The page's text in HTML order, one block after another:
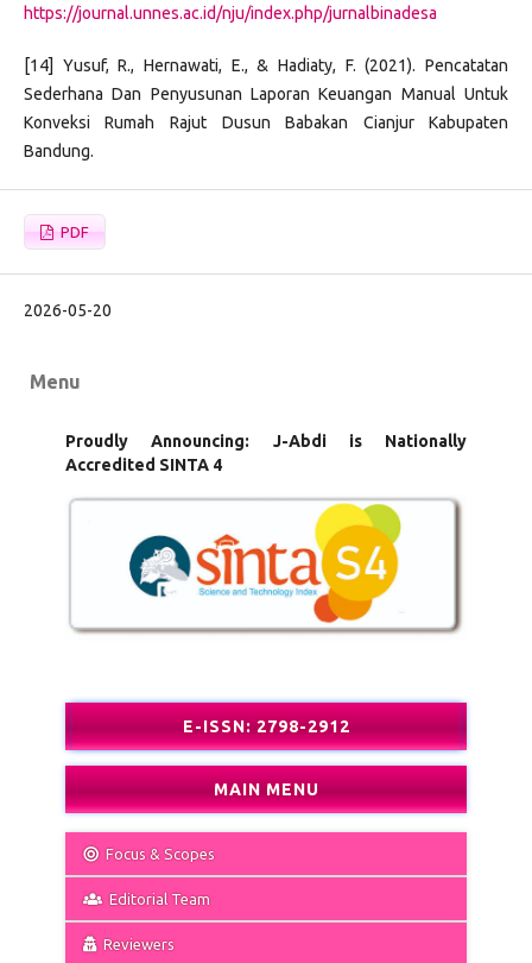
https://journal.unnes.ac.id/nju/index.php/jurnalbinadesa
[14] Yusuf, R., Hernawati, E., & Hadiaty, F. (2021). Pencatatan
Sederhana Dan Penyusunan Laporan Keuangan Manual Untuk
Konveksi Rumah Rajut Dusun Babakan Cianjur Kabupaten
Bandung.
PDF
2026-05-20
Menu
Proudly Announcing: J-Abdi is Nationally
Accredited SINTA 4
E-ISSN: 2798-2912
MAIN MENU
Focus & Scopes
Editorial Team
Reviewers